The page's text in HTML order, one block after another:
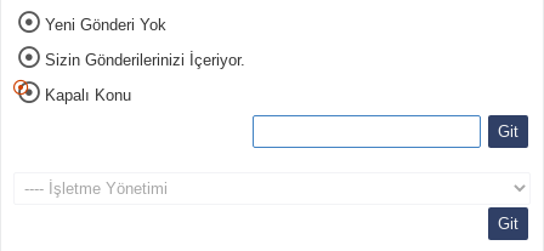
Yeni Gönderi Yok
Sizin Gönderilerinizi İçeriyor.
Kapalı Konu